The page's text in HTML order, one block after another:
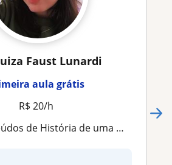
Faust Lunardi
aula grátis
R$ 20/h
interativa e dinâmico, sem enrolação e com fatos curioso abordando temas importantes